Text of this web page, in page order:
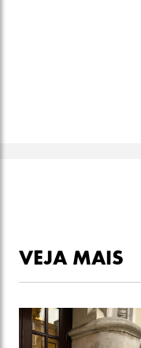
VEJA MAIS